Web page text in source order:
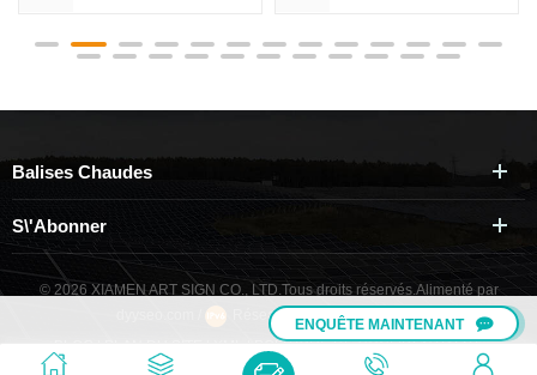
ENQUÊTE MAINTENANT
approprié pour panneau
différentes tailles de rail en
aluminium est adapté à
différentes force
demande.
01H,COMME-R-01B
Balises Chaudes
S\'abonner
© 2026 XIAMEN ART SIGN CO., LTD.Tous droits réservés. Alimenté par
Réseau IPv6 pris en charge
POLITIQUE DE CONFIDENTIALITÉ